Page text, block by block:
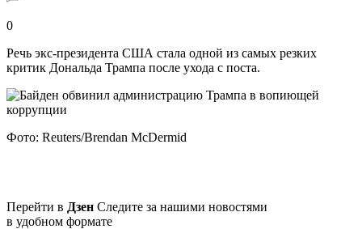
0
Речь экс-президента США стала одной из самых резких
критик Дональда Трампа после ухода с поста.
Фото: Reuters/Brendan McDermid
Перейти в Дзен Следите за нашими новостями
в удобном формате